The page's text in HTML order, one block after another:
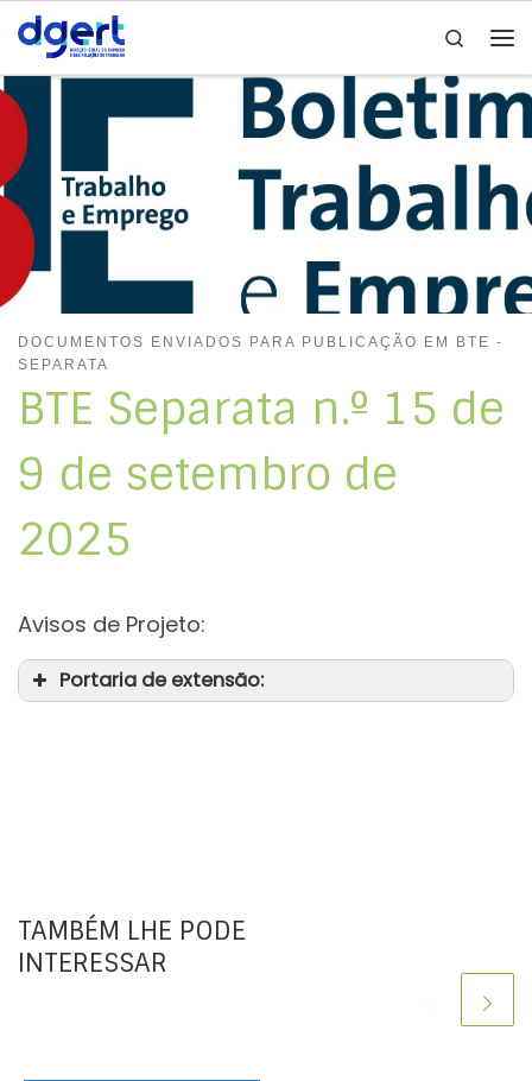
Skip to content
Search
DOCUMENTOS ENVIADOS PARA PUBLICAÇÃO EM BTE -
SEPARATA
BTE Separata n.º 15 de
9 de setembro de
2025
Avisos de Projeto:
Portaria de extensão:
TAMBÉM LHE PODE
INTERESSAR